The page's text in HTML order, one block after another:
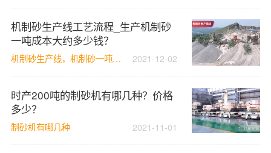
机制砂生产线工艺流程_生产机制砂
一吨成本大约多少钱？
机制砂生产线，机制砂一吨成本 2021-12-02
时产200吨的制砂机有哪几种？价格
多少？
制砂机有哪几种 2021-11-01